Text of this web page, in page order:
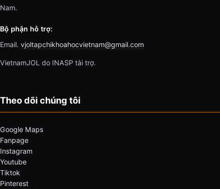
Nam.
Bộ phận hỗ trợ:
Email. vjoltapchikhoahocvietnam@gmail.com
VietnamJOL do INASP tài trợ.
Theo dõi chúng tôi
Google Maps
Fanpage
Instagram
Youtube
Tiktok
Pinterest